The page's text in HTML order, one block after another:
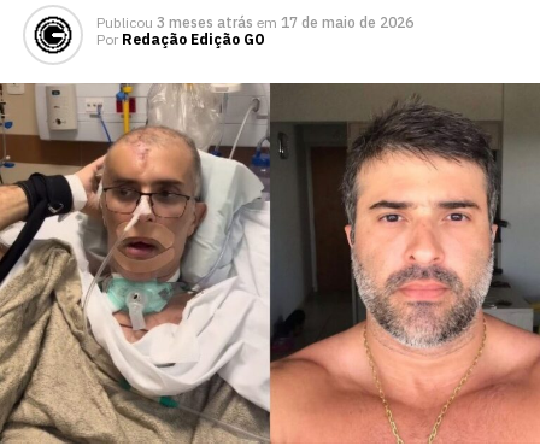
Publicou 3 meses atrás em 17 de maio de 2026
Por Redação Edição GO